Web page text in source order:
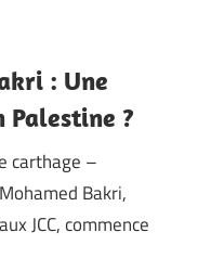
: Une
?
carthage –
Bakri,
JCC, commence